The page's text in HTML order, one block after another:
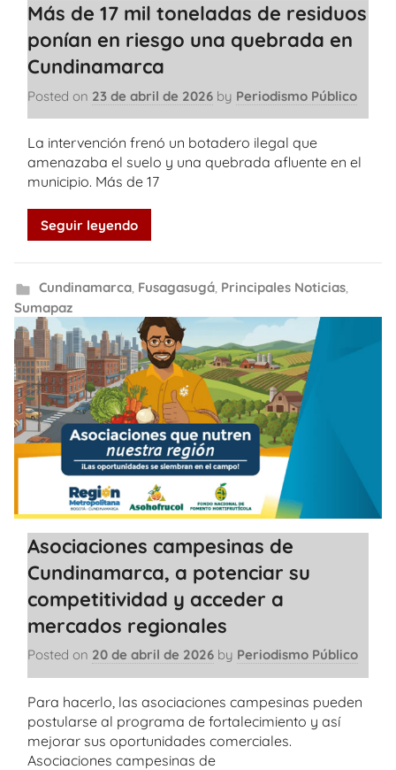
Más de 17 mil toneladas de residuos
ponían en riesgo una quebrada en
Cundinamarca
Posted on 23 de abril de 2026 by Periodismo Público
La intervención frenó un botadero ilegal que
amenazaba el suelo y una quebrada afluente en el
municipio. Más de 17
Seguir leyendo
Cundinamarca, Fusagasugá, Principales Noticias,
Sumapaz
Asociaciones campesinas de
Cundinamarca, a potenciar su
competitividad y acceder a
mercados regionales
Posted on 20 de abril de 2026 by Periodismo Público
Para hacerlo, las asociaciones campesinas pueden
postularse al programa de fortalecimiento y así
mejorar sus oportunidades comerciales.
Asociaciones campesinas de